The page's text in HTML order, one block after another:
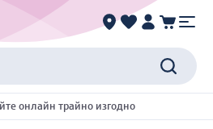
онлайн трайно изгодно